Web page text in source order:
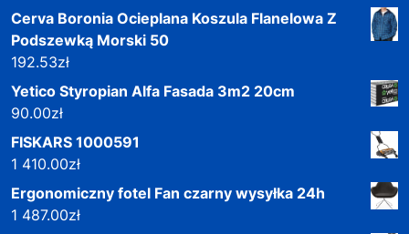
Cerva Boronia Ocieplana Koszula Flanelowa Z
Podszewką Morski 50
192.53zł
Yetico Styropian Alfa Fasada 3m2 20cm
90.00zł
FISKARS 1000591
1 410.00zł
Ergonomiczny fotel Fan czarny wysyłka 24h
1 487.00zł